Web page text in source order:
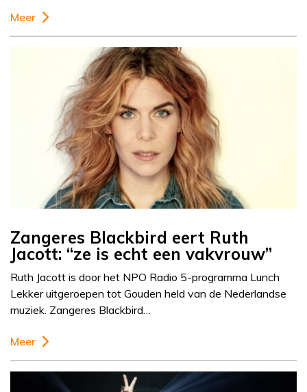
Meer
Zangeres Blackbird eert Ruth
Jacott: “ze is echt een vakvrouw”
Ruth Jacott is door het NPO Radio 5-programma Lunch
Lekker uitgeroepen tot Gouden held van de Nederlandse
muziek. Zangeres Blackbird…
Meer